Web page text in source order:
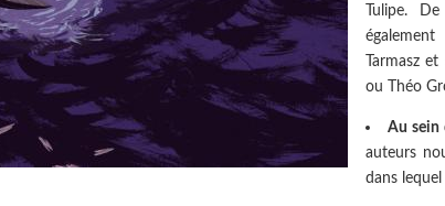
Tulipe.
Tarmasz
ou Théo
Au sein
auteurs
dans